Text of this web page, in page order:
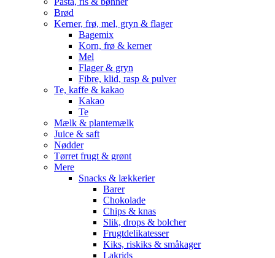
Brød
Kerner, frø, mel, gryn & flager
Bagemix
Korn, frø & kerner
Mel
Flager & gryn
Fibre, klid, rasp & pulver
Te, kaffe & kakao
Kakao
Te
Mælk & plantemælk
Juice & saft
Nødder
Tørret frugt & grønt
Mere
Snacks & lækkerier
Barer
Chokolade
Chips & knas
Slik, drops & bolcher
Frugtdelikatesser
Kiks, riskiks & småkager
Lakrids